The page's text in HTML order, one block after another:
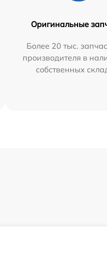
Оригинальные
Более 20 тыс.
производителя в
собственных